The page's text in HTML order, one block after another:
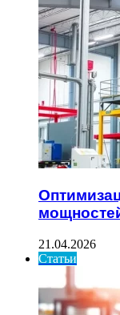
21.04.2026
Статьи